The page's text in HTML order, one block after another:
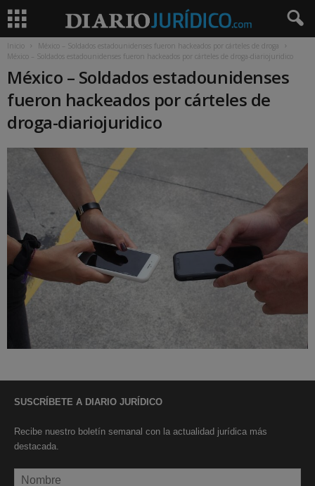
Inicio
México – Soldados estadounidenses fueron hackeados por cárteles de droga
México – Soldados estadounidenses fueron hackeados por cárteles de droga-diariojuridico
México – Soldados estadounidenses
fueron hackeados por cárteles de
droga-diariojuridico
SUSCRÍBETE A DIARIO JURÍDICO
Recibe nuestro boletín semanal con la actualidad jurídica más
destacada.